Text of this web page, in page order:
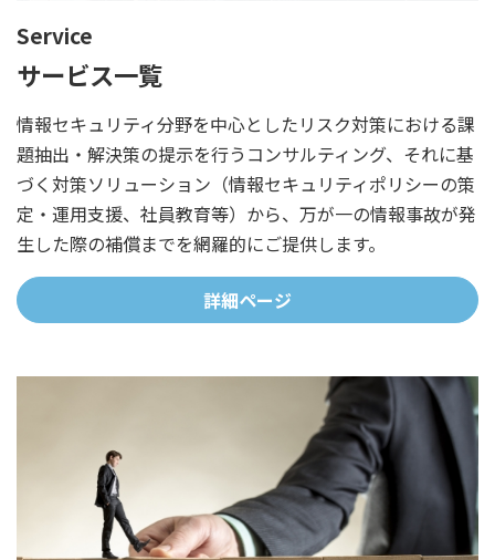
Service
サービス一覧
情報セキュリティ分野を中心としたリスク対策における課
題抽出・解決策の提示を行うコンサルティング、それに基
づく対策ソリューション（情報セキュリティポリシーの策
定・運用支援、社員教育等）から、万が一の情報事故が発
生した際の補償までを網羅的にご提供します。
詳細ページ